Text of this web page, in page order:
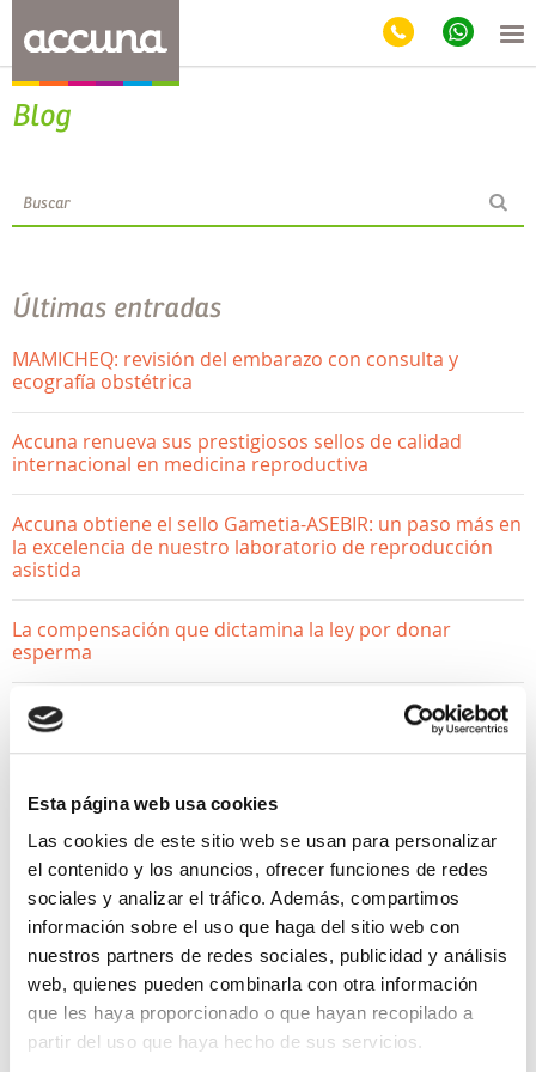
Esta página web usa cookies
Las cookies de este sitio web se usan para personalizar
el contenido y los anuncios, ofrecer funciones de redes
sociales y analizar el tráfico. Además, compartimos
información sobre el uso que haga del sitio web con
nuestros partners de redes sociales, publicidad y análisis
web, quienes pueden combinarla con otra información
que les haya proporcionado o que hayan recopilado a
partir del uso que haya hecho de sus servicios.
Blog
Últimas entradas
MAMICHEQ: revisión del embarazo con consulta y
ecografía obstétrica
Accuna renueva sus prestigiosos sellos de calidad
internacional en medicina reproductiva
Accuna obtiene el sello Gametia-ASEBIR: un paso más en
la excelencia de nuestro laboratorio de reproducción
asistida
La compensación que dictamina la ley por donar
esperma
¿Donar óvulos afecta a mi fertilidad? Desmontamos los
mitos
QUIERO SER MAMÁ, SALUD
GINECOLÓGICA